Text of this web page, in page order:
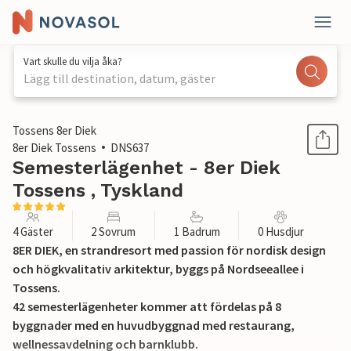
Vart skulle du vilja åka?
Lägg till destination, datum, gäster
1 / 20
Tossens 8er Diek
8er Diek Tossens
DNS637
Semesterlägenhet - 8er Diek
Tossens , Tyskland
4 Gäster 2 Sovrum 1 Badrum 0 Husdjur
8ER DIEK, en strandresort med passion för nordisk design
och högkvalitativ arkitektur, byggs på Nordseeallee i
Tossens.
42 semesterlägenheter kommer att fördelas på 8
byggnader med en huvudbyggnad med restaurang,
wellnessavdelning och barnklubb.